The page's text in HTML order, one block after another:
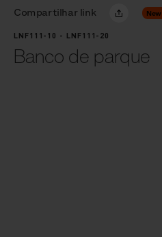
Compartilhar link New
LNF111-10 - LNF111-20
Banco de parque